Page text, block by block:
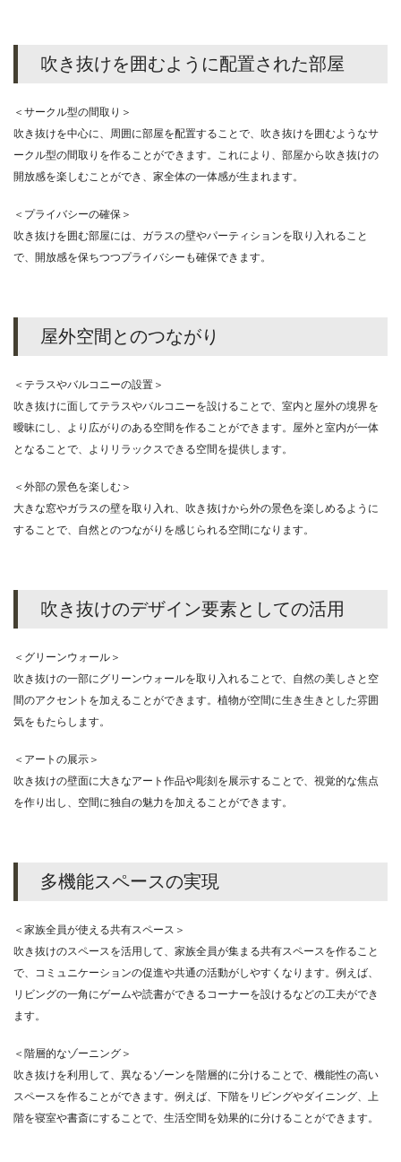
吹き抜けを囲むように配置された部屋
＜サークル型の間取り＞
吹き抜けを中心に、周囲に部屋を配置することで、吹き抜けを囲むようなサ
ークル型の間取りを作ることができます。これにより、部屋から吹き抜けの
開放感を楽しむことができ、家全体の一体感が生まれます。
＜プライバシーの確保＞
吹き抜けを囲む部屋には、ガラスの壁やパーティションを取り入れること
で、開放感を保ちつつプライバシーも確保できます。
屋外空間とのつながり
＜テラスやバルコニーの設置＞
吹き抜けに面してテラスやバルコニーを設けることで、室内と屋外の境界を
曖昧にし、より広がりのある空間を作ることができます。屋外と室内が一体
となることで、よりリラックスできる空間を提供します。
＜外部の景色を楽しむ＞
大きな窓やガラスの壁を取り入れ、吹き抜けから外の景色を楽しめるように
することで、自然とのつながりを感じられる空間になります。
吹き抜けのデザイン要素としての活用
＜グリーンウォール＞
吹き抜けの一部にグリーンウォールを取り入れることで、自然の美しさと空
間のアクセントを加えることができます。植物が空間に生き生きとした雰囲
気をもたらします。
＜アートの展示＞
吹き抜けの壁面に大きなアート作品や彫刻を展示することで、視覚的な焦点
を作り出し、空間に独自の魅力を加えることができます。
多機能スペースの実現
＜家族全員が使える共有スペース＞
吹き抜けのスペースを活用して、家族全員が集まる共有スペースを作ること
で、コミュニケーションの促進や共通の活動がしやすくなります。例えば、
リビングの一角にゲームや読書ができるコーナーを設けるなどの工夫ができ
ます。
＜階層的なゾーニング＞
吹き抜けを利用して、異なるゾーンを階層的に分けることで、機能性の高い
スペースを作ることができます。例えば、下階をリビングやダイニング、上
階を寝室や書斎にすることで、生活空間を効果的に分けることができます。